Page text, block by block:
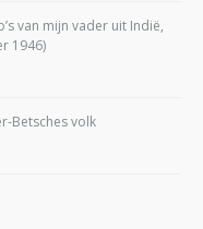
van mijn vader uit Indië,
1946)
Betsches volk